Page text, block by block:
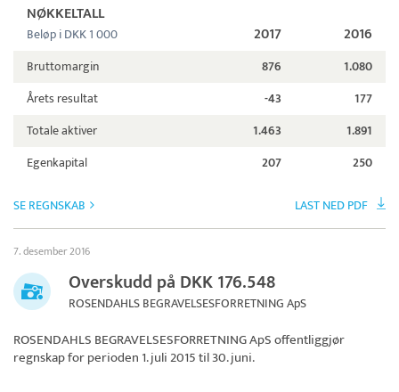
NØKKELTALL
Beløp i DKK 1 000 2017 2016
Bruttomargin 876
1.080
Årets resultat
-43
177
Totale aktiver
1.463
1.891
Egenkapital
207 250
SE REGNSKAB LAST NED PDF
7. desember 2016
Overskudd på DKK 176.548
ROSENDAHLS BEGRAVELSESFORRETNING ApS
ROSENDAHLS BEGRAVELSESFORRETNING ApSoffentliggjør
regnskap for perioden 1. juli 2015 til 30. juni.